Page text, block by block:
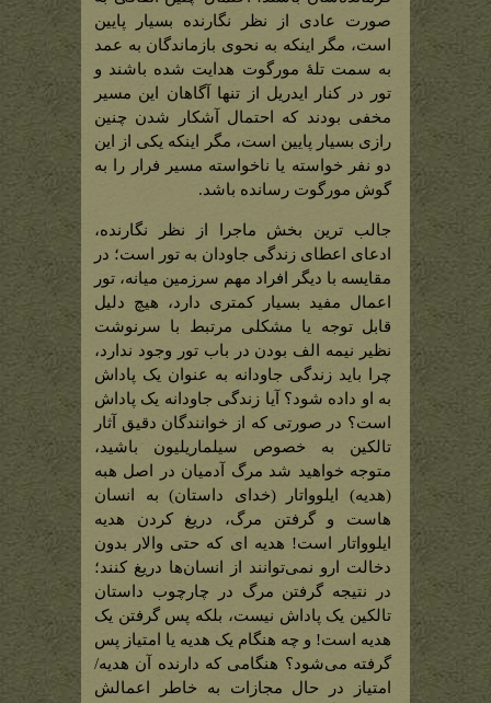
صورت عادی از نظر نگارنده بسیار پایین
است، مگر اینکه به نحوی بازماندگان به عمد
به سمت تلۀ مورگوت هدایت شده باشند و
تور در کنار ایدریل از تنها آگاهان این مسیر
مخفی بودند که احتمال آشکار شدن چنین
رازی بسیار پایین است، مگر اینکه یکی از این
دو نفر خواسته یا ناخواسته مسیر فرار را به
گوش مورگوت رسانده باشد.
جالب ترین بخش ماجرا از نظر نگارنده،
ادعای اعطای زندگی جاودان به تور است؛ در
مقایسه با دیگر افراد مهم سرزمین میانه، تور
اعمال مفید بسیار کمتری دارد، هیچ دلیل
قابل توجه یا مشکلی مرتبط با سرنوشت
نظیر نیمه الف بودن در باب تور وجود ندارد،
چرا باید زندگی جاودانه به عنوان یک پاداش
به او داده شود؟ آیا زندگی جاودانه یک پاداش
است؟ در صورتی که از خوانندگان دقیق آثار
تالکین به خصوص سیلماریلیون باشید،
متوجه خواهید شد مرگ آدمیان در اصل هبه
(هدیه) ایلوواتار (خدای داستان) به انسان
هاست و گرفتن مرگ، دریغ کردن هدیه
ایلوواتار است! هدیه ای که حتی والار بدون
دخالت ارو نمی‌توانند از انسان‌ها دریغ کنند؛
در نتیجه گرفتن مرگ در چارچوب داستان
تالکین یک پاداش نیست، بلکه پس گرفتن یک
هدیه است! و چه هنگام یک هدیه یا امتیاز پس
گرفته می‌شود؟ هنگامی که دارنده آن هدیه/
امتیاز در حال مجازات به خاطر اعمالش